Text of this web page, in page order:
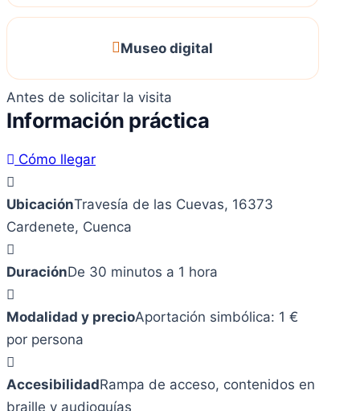
Museo digital
Antes de solicitar la visita
Información práctica
Cómo llegar
UbicaciónTravesía de las Cuevas, 16373
Cardenete, Cuenca
DuraciónDe 30 minutos a 1 hora
Modalidad y precioAportación simbólica: 1 €
por persona
AccesibilidadRampa de acceso, contenidos en
braille y audioguías